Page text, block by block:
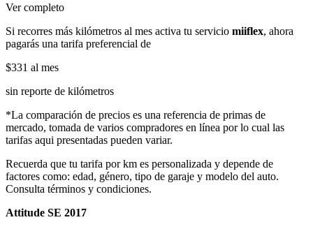
Ver completo
Si recorres más kilómetros al mes activa tu servicio miiflex, ahora
pagarás una tarifa preferencial de
$331 al mes
sin reporte de kilómetros
*La comparación de precios es una referencia de primas de
mercado, tomada de varios compradores en línea por lo cual las
tarifas aqui presentadas pueden variar.
Recuerda que tu tarifa por km es personalizada y depende de
factores como: edad, género, tipo de garaje y modelo del auto.
Consulta términos y condiciones.
Attitude SE 2017